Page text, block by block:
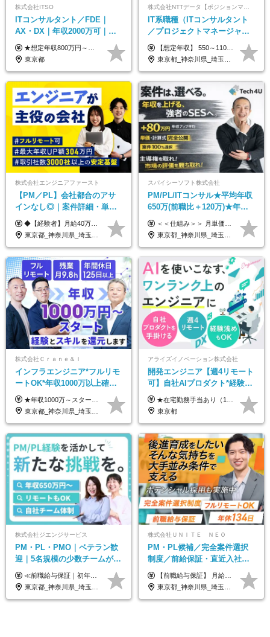
株式会社ITSO
ITコンサルタント／FDE｜
AX・DX｜年収2000万可｜取
引先の9割が大手企業｜残業月
10h｜リモート案件有
★想定年収800万円～最大2000万円可 ★前職給与を考慮 ★ストックオプション付与あり（IPO間近） ★昇給制度あり ┗入社6カ月後に3％以上の昇給があります。その後、業績に合わせて適宜、昇給します。 月給66万円～166.6万円 ※経験、スキルにあわせて相談のうえ決定します。 ※残業手当は残業時間に応じて別途全額支給 ※試用期間6ヶ月（期間中、給与・待遇に差異はありません）
東京都
IT系職種（ITコンサルタント
／プロジェクトマネージャー
／ITアーキテクト）
【想定年収】 550～1100万 【想定役職】 課長代理 主任 一般 ※これまでの経験・年齢などを考慮し、当社給与規則に基づき決定します。 ※残業手当 一般社員（定型勤務・フレックスタイム制）の場合：時間外労働連動支給 一般社員（専門業務型裁量労働制）・管理職の場合：なし 裁量労働の場合について裁量労働手当がございますが、超過分の時間外手当の支給はありません。 （固定残業手当ではないため） ※裁量労働手当 一般社員（専門業務型裁量労働制）の場合：別途、裁量労働手当の支給がございます。
東京都_神奈川県_埼玉県_千葉県_大阪府_愛知県_北海道_青森県_岩手県_宮城県_秋田県_山形県_福島県_茨城県_栃木県_群馬県_新潟県_山梨県_長野県_富山県_石川県_福井県_静岡県_岐阜県_三重県_兵庫県_京都府_滋賀県_奈良県_和歌山県_広島県_岡山県_鳥取県_島根県_山口県_徳島県_香川県_愛媛県_高知県_福岡県_熊本県_佐賀県_長崎県_大分県_宮崎県_鹿児島県_沖縄県
株式会社エンジニアファースト
【PM／PL】会社都合のアサ
インなし◎｜案件詳細・単
価・給与テーブル全公開！働
き方も年収も自分で選べる！
◆【経験者】月給40万円～120万円(固定残業代含む)+各種手当 ※月30時間（76,000円～）の固定残業代を含みます。 ※上記を超える時間外労働分は追加で支給。 ※6ヶ月の試用期間あり（条件に変動なし） ・年収平均176万円アップ ・前職給与を保証 ◆単価連動性×還元率84％～100％で収入の大幅UPが可能 ・案件単価が月50万円の場合：年収417万円 ・案件単価が月70万円の場合：年収584万円 ・案件単価が月100万円の場合：年収834万円
東京都_神奈川県_埼玉県_千葉県_大阪府_愛知県_北海道_青森県_岩手県_宮城県_秋田県_山形県_福島県_茨城県_栃木県_群馬県_新潟県_山梨県_長野県_富山県_石川県_福井県_静岡県_岐阜県_三重県_兵庫県_京都府_滋賀県_奈良県_和歌山県_広島県_岡山県_鳥取県_島根県_山口県_徳島県_香川県_愛媛県_高知県_福岡県_熊本県_佐賀県_長崎県_大分県_宮崎県_鹿児島県_沖縄県
スパイシーソフト株式会社
PM/PL/ITコンサル★平均年収
650万(前職比＋120万)★年間
休日132日★残業月平均7.4h★
リモあり
＜＜仕組み＞＞ 月単価に応じて会社HPで公開しているテーブルにもとづき毎月決定されます！ https://www.tech4u.dev/payroll ＜＜実績＞＞ PM/PL・ITコンサル職の平均年収実績：650万円 前職比平均：＋120万円 ＜＜PM/PL・ITコンサル案件＞＞ ・PMO／進捗・課題管理：600〜800万円 ・要件定義／業務改善支援：650〜850万円 ・開発PM／PL：750〜1000万円 ・インフラPM／PL：750〜1000万円 ・ITコンサル／導入支援：800〜1000万円 ＜＜リーダークラス＞＞ 還元率：85〜90％ ・月単価100万円 → 年収約960万円 ・月単価120万円 → 年収約1150万円 ・月単価140万円 → 年収約1300万円 ※単価・還元率はすべて公開 ※待機時も給与保証 ※還元率は他社にあわせ社保の会社負担分も含めています 月給25万円～67万円＋賞与年2回 ※上記には、30時間分（4万5千円～12万1千円）の固定残業代が含まれています。超過分は別途支給します。 ※試用期間中も給与、福利厚生に差異なし 【固定残業代について】 固定残業30時間分（45,000円～121,000円）を含む ※超過分は別途全額支給
東京都_神奈川県_埼玉県_千葉県_大阪府_愛知県_兵庫県_京都府_福岡県
株式会社Ｃｒａｎｅ＆Ｉ
インフラエンジニア*フルリモ
ートOK*年収1000万以上確約*
前職給与保障*残業月9.8h*40
代50代活躍
★年収1000万～スタート！ 年俸1,000万円～1,162万8,000円（12分割） ※経験・スキルを考慮の上決定します ※上記金額には固定残業代（月30h分・158,400円～184,000円）を含みます ※超過分は別途全額支給します ※試用期間2ヶ月間あり（その他待遇に差異はありません）
東京都_神奈川県_埼玉県_千葉県_大阪府_愛知県_北海道_青森県_岩手県_宮城県_秋田県_山形県_福島県_茨城県_栃木県_群馬県_新潟県_山梨県_長野県_富山県_石川県_福井県_静岡県_岐阜県_三重県_兵庫県_京都府_滋賀県_奈良県_和歌山県_広島県_岡山県_鳥取県_島根県_山口県_徳島県_香川県_愛媛県_高知県_福岡県_熊本県_佐賀県_長崎県_大分県_宮崎県_鹿児島県_沖縄県
アライズイノベーション株式会社
開発エンジニア【週4リモート
可】自社AIプロダクト*経験浅
めOK*実働7.15h*業界シェア
TOPクラス
★在宅勤務手当あり（1日あたり500円） ★交通費は一律で支給します 年俸制：360万円〜800万円（12分割し、月々30万円～66.6万円を支給） ※経験・スキルを考慮して決定いたします。 ※上記金額には固定残業代（40時間分/7.5万円～16.6万円）を含みます。超過分は全額支給します。
東京都
株式会社ジエンジサービス
PM・PL・PMO｜ベテラン歓
迎｜5名規模の少数チームが中
心｜フルリモートOK｜直請け
7割｜年収600万円〜
≪前職給与保証｜初年度想定年収600万円～≫ 月給45万円以上＋決算賞与＋交通費 ※スキル・経験を考慮の上、優遇します ※上記月給には固定残業代月20時間分(5万1000円以上)を含みます。超過した場合は、その分追加支給します ※試用期間3～6ヵ月は固定残業代なし(雇用形態やその他待遇・福利厚生は同じです) =========== ▼実力と成長にこだわった評価制度▼ 年2回の評価で昇給・昇格が決まります。 評価は、就業先のお客様からの評価をベースに、目標達成状況やプロジェクトでの役割・貢献度などを総合的に判断して決定します。 日々の働きぶりを実際に見ているお客様の声を反映することで、より公平で納得感のある評価を実現しています。 また、評価後は面談を通じてフィードバックを行い、今後の成長やキャリアについて一緒に考えていきます。 ▼成長につながる目標設定▼ 半期ごとに、具体的な行動ベースの目標を設定し、その達成度や取り組みのプロセスを評価に反映します。 目標は、お客様からのフィードバックや現場での課題をもとに設定するため、「今何を伸ばすべきか」が明確になります。 また、上司との面談を通じて振り返りと次の目標設定を行い、継続的なスキルアップと市場価値の向上を支援しています。
東京都_神奈川県_埼玉県_千葉県_大阪府_愛知県_北海道_青森県_岩手県_宮城県_秋田県_山形県_福島県_茨城県_栃木県_群馬県_新潟県_山梨県_長野県_富山県_石川県_福井県_静岡県_岐阜県_三重県_兵庫県_京都府_滋賀県_奈良県_和歌山県_広島県_岡山県_鳥取県_島根県_山口県_徳島県_香川県_愛媛県_高知県_福岡県_熊本県_佐賀県_長崎県_大分県_宮崎県_鹿児島県_沖縄県
株式会社ＵＮＩＴＥ ＮＥＯ
PM・PL候補／完全案件選択
制度／前給保証・直近入社メ
ンバー平均108万円年収UP／
プライム上場企業案件多数
【前職給与保証】 月給35万円～70万円＋賞与年2回＋各種手当 ※前職の給与・スキル・経験を考慮の上、決定いたします。 ※月給には固定残業代（月30時間分／5万円～10万円）を含みます。超過分は別途全額支給いたします。 ＜月収例＞ ◇月収35万円＋決算賞与（最大2回）／経験2年 ◇月収39万円＋決算賞与（最大2回）／経験3年 ◇月収50万円＋決算賞与（最大2回）／経験5年 ＜経験別年収イメージ＞ ①想定年収550~650万円 ・PLまたはPM経験あり ・エンジニア経験3年以上 ②想定年収650~800万円 ・PL経験3年以上 ・PM経験あり ・エンジニア経験5年以上 ③想定年収800~900万円 ・PM経験3年以上 ・エンジニア経験5年以上 ④想定年収900万円以上 ・PL/PM経験 5年以上 ・要件定義からの上流工程経験 5年以上 ・開発経験10年以上で、プロジェクトの全工程を一人称で作業可能
東京都_神奈川県_埼玉県_千葉県_大阪府_愛知県_北海道_青森県_岩手県_宮城県_秋田県_山形県_福島県_茨城県_栃木県_群馬県_新潟県_山梨県_長野県_富山県_石川県_福井県_静岡県_岐阜県_三重県_兵庫県_京都府_滋賀県_奈良県_和歌山県_広島県_岡山県_鳥取県_島根県_山口県_徳島県_香川県_愛媛県_高知県_福岡県_熊本県_佐賀県_長崎県_大分県_宮崎県_鹿児島県_沖縄県